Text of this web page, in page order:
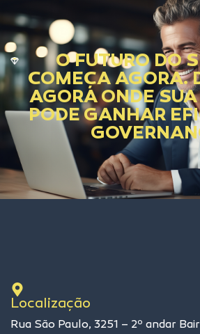
O FUTURO DO
COMEÇA AGORA.
AGORA ONDE
PODE GANHAR
Localização
Rua São Paulo, 3251 – 2º andar